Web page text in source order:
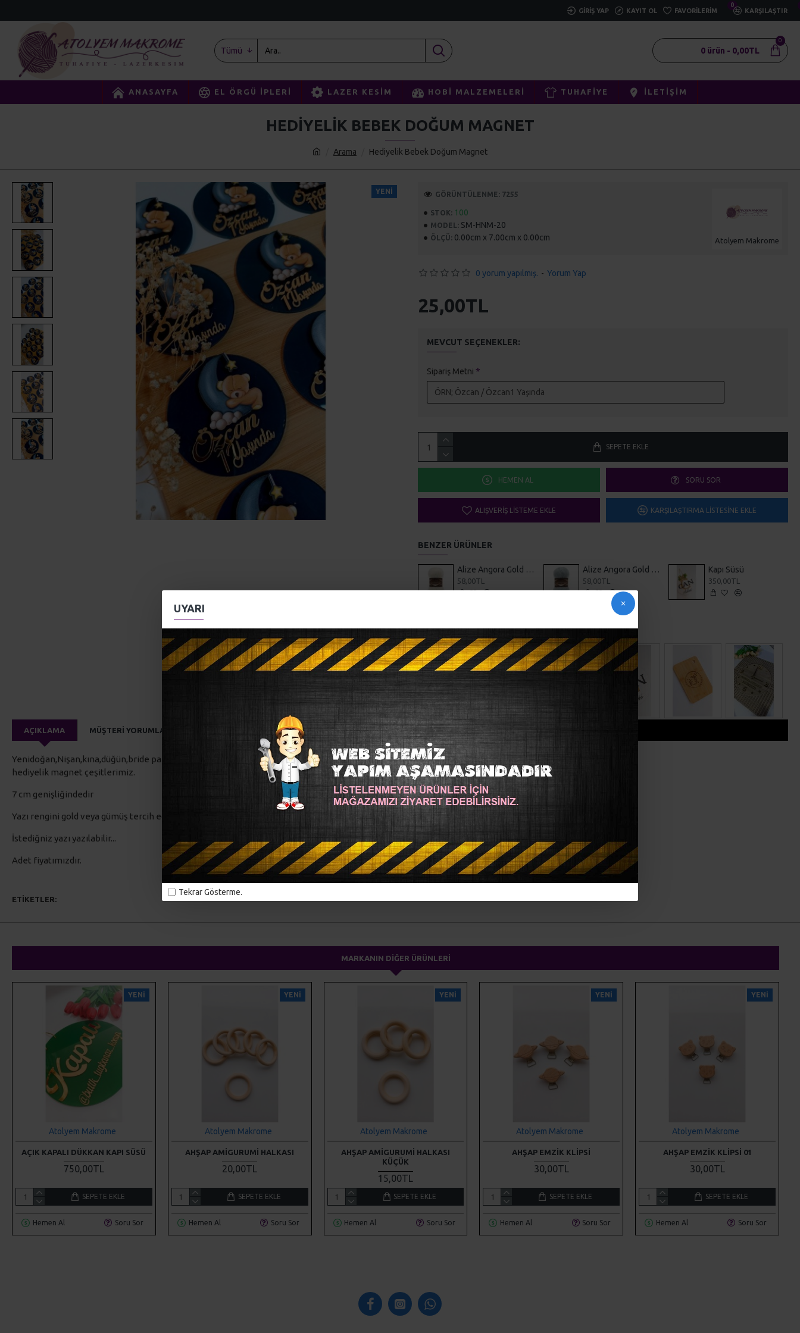
UYARI
Tekrar Gösterme.
GIRIŞ YAP KAYIT OL FAVORILERIM
0
KARŞILAŞTIR
Tümü 0 ürün - 0,00TL
0
ANASAYFA EL ÖRGÜ İPLERI LAZER KESIM HOBI MALZEMELERI TUHAFIYE İLETIŞIM
Arama Hediyelik Bebek Doğum Magnet
HEDIYELIK BEBEK DOĞUM MAGNET
YENI
STOK: 100
MODEL: SM-HNM-20
ÖLÇÜ: 0.00cm x 7.00cm x 0.00cm Atolyem Makrome
GÖRÜNTÜLENME: 7255
0 yorum yapılmış. - Yorum Yap
25,00TL
MEVCUT SEÇENEKLER:
Sipariş Metni
SEPETE EKLE
HEMEN AL SORU SOR
ALIŞVERIŞ LISTEME EKLE KARŞILAŞTIRMA LISTESINE EKLE
BENZER ÜRÜNLER
Alize Angora Gold Simli 1
58,00TL
Alize Angora Gold Simli 114 Peri Mavisi
58,00TL
Kapı Süsü
350,00TL
Hediyelik
AÇIKLAMA MÜŞTERI YORUMLARI
Yenidoğan,Nişan,kına,düğün,bride partisi ,doğum günü vb.özel günlerinizde sevdiklerinize hediye edebileceğiniz
hediyelik magnet çeşitlerimiz.
7 cm genişliğindedir
Yazı rengini gold veya gümüş tercih edebilirsiniz
İstediğniz yazı yazılabilir...
Adet fiyatımızdır.
ETIKETLER: pleksi kesim kapı süsü ev dekorasyonu magnet hediyelik
MARKANIN DIĞER ÜRÜNLERI
YENI
Atolyem Makrome
AÇIK KAPALI DÜKKAN KAPI SÜSÜ
750,00TL
SEPETE EKLE
Hemen Al Soru Sor
YENI
Atolyem Makrome
AHŞAP AMIGURUMI HALKASI
20,00TL
SEPETE EKLE
Hemen Al Soru Sor
YENI
Atolyem Makrome
AHŞAP AMIGURUMI HALKASI
KÜÇÜK
15,00TL
SEPETE EKLE
Hemen Al Soru Sor
YENI
Atolyem Makrome
AHŞAP EMZIK KLIPSI
30,00TL
SEPETE EKLE
Hemen Al Soru Sor
YENI
Atolyem Makrome
AHŞAP EMZIK KLIPSI 01
30,00TL
SEPETE EKLE
Hemen Al Soru Sor